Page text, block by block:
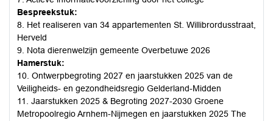
Bespreekstuk:
8. Het realiseren van 34 appartementen St. Willibrordusstraat,
Herveld
9. Nota dierenwelzijn gemeente Overbetuwe 2026
Hamerstuk:
10. Ontwerpbegroting 2027 en jaarstukken 2025 van de
Veiligheids- en gezondheidsregio Gelderland-Midden
11. Jaarstukken 2025 & Begroting 2027-2030 Groene
Metropoolregio Arnhem-Nijmegen en jaarstukken 2025 The